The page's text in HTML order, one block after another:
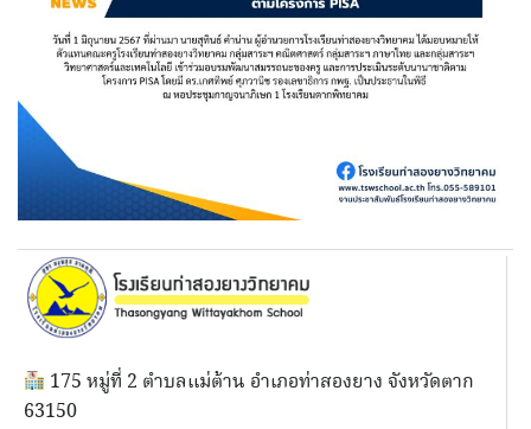
175 หมู่ที่ 2 ตำบลแม่ต้าน อำเภอท่าสองยาง จังหวัดตาก
63150